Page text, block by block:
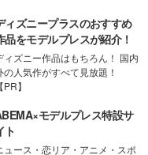
ィズニープラスのおすすめ
品をモデルプレスが紹介！
ィズニー作品はもちろん！ 国内
の人気作がすべて見放題！
【PR】
モデルプレス特設サ
ト
ュース・恋リア・アニメ・スポ